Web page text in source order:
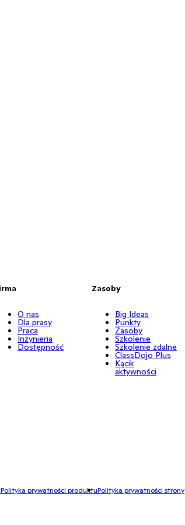
O nas
Dla prasy
Praca
Inżynieria
Dostępność
Zasoby
Big Ideas
Punkty
Zasoby
Szkolenie
Szkolenie zdalne
ClassDojo Plus
Kącik
aktywności
Polityka prywatności produktuPolityka prywatności strony